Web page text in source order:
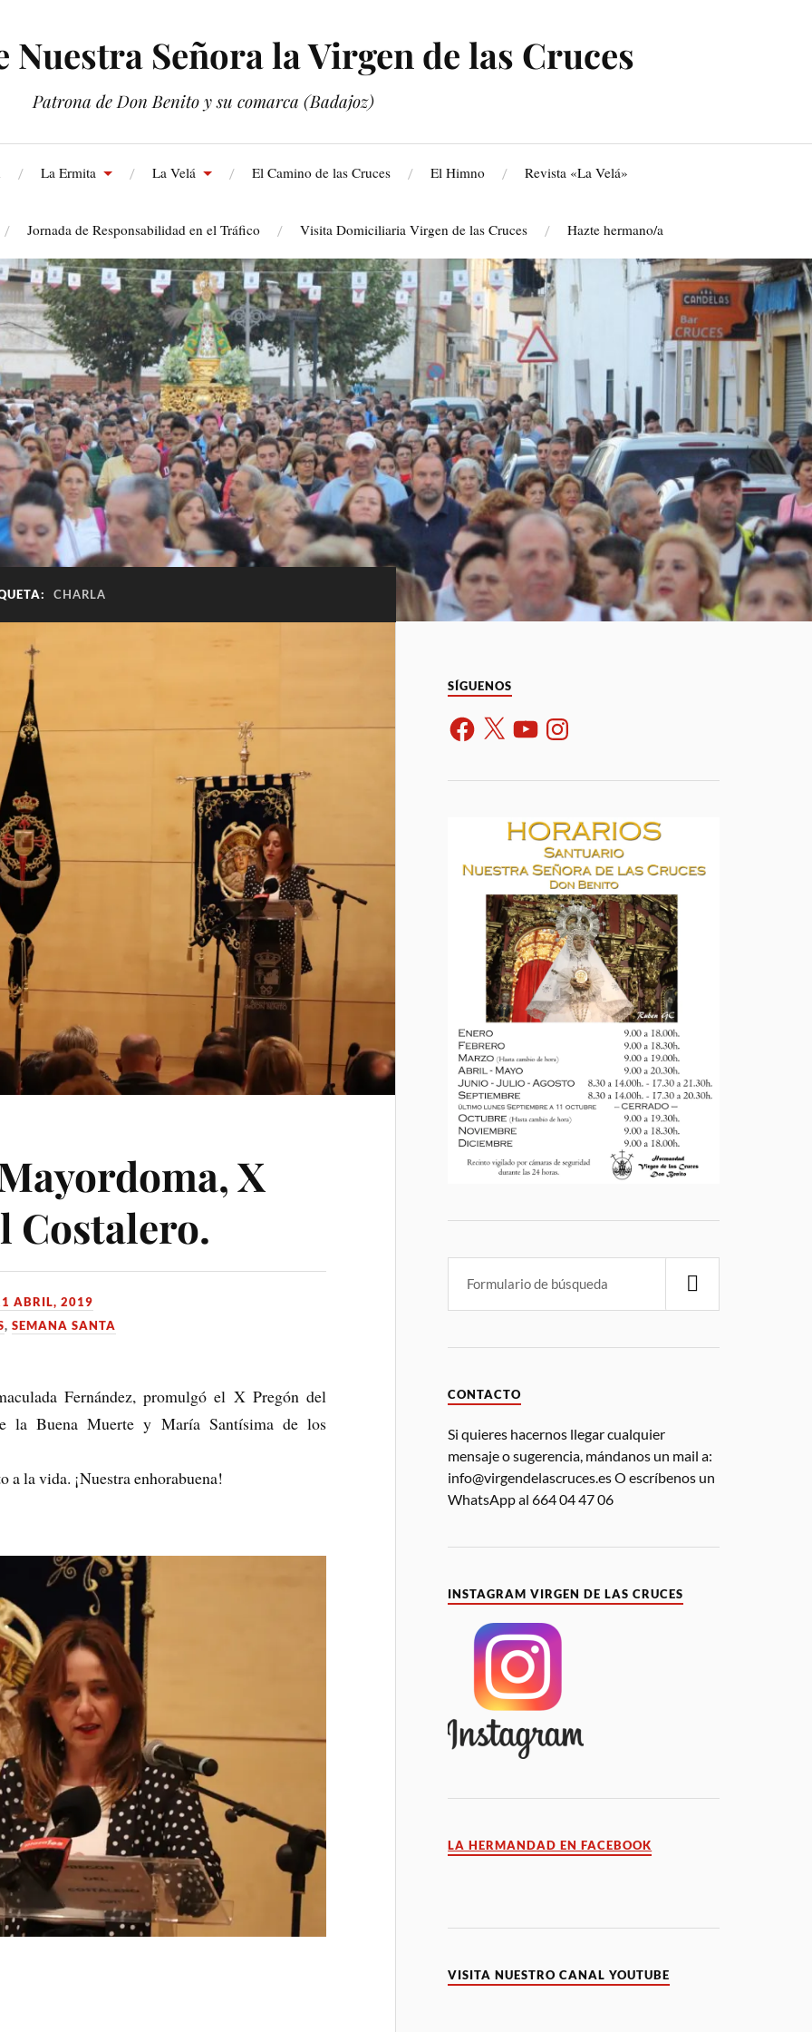
Señora la Virgen de las Cruces
Patrona de Don Benito y su comarca (Badajoz)
La Ermita La Velá El Camino de las Cruces El Himno Revista «La Velá»
Jornada de Responsabilidad en el Tráfico Visita Domiciliaria Virgen de las Cruces Hazte hermano/a
CHARLA
X
Costalero.
ABRIL, 2019
,SEMANA SANTA
Fernández, promulgó el X Pregón del
la Buena Muerte y María Santísima de los
a la vida. ¡Nuestra enhorabuena!
SÍGUENOS
CONTACTO
Si quieres hacernos llegar cualquier
mensaje o sugerencia, mándanos un mail a:
info@virgendelascruces.es O escríbenos un
WhatsApp al 664 04 47 06
INSTAGRAM VIRGEN DE LAS CRUCES
LA HERMANDAD EN FACEBOOK
VISITA NUESTRO CANAL YOUTUBE